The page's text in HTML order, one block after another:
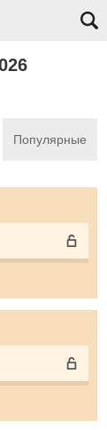
Популярные